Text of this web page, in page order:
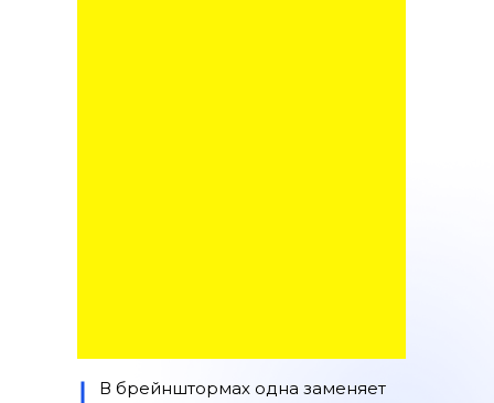
В брейнштормах одна заменяет